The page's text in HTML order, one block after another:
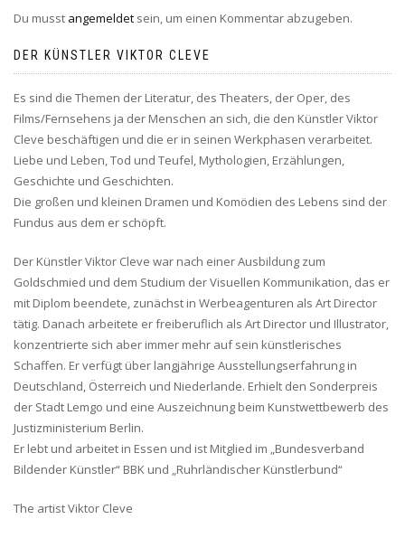
Du musst angemeldet sein, um einen Kommentar abzugeben.
DER KÜNSTLER VIKTOR CLEVE
Es sind die Themen der Literatur, des Theaters, der Oper, des
Films/Fernsehens ja der Menschen an sich, die den Künstler Viktor
Cleve beschäftigen und die er in seinen Werkphasen verarbeitet.
Liebe und Leben, Tod und Teufel, Mythologien, Erzählungen,
Geschichte und Geschichten.
Die großen und kleinen Dramen und Komödien des Lebens sind der
Fundus aus dem er schöpft.
Der Künstler Viktor Cleve war nach einer Ausbildung zum
Goldschmied und dem Studium der Visuellen Kommunikation, das er
mit Diplom beendete, zunächst in Werbeagenturen als Art Director
tätig. Danach arbeitete er freiberuflich als Art Director und Illustrator,
konzentrierte sich aber immer mehr auf sein künstlerisches
Schaffen. Er verfügt über langjährige Ausstellungserfahrung in
Deutschland, Österreich und Niederlande. Erhielt den Sonderpreis
der Stadt Lemgo und eine Auszeichnung beim Kunstwettbewerb des
Justizministerium Berlin.
Er lebt und arbeitet in Essen und ist Mitglied im „Bundesverband
Bildender Künstler“ BBK und „Ruhrländischer Künstlerbund“
The artist Viktor Cleve